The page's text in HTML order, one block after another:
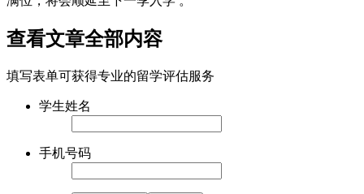
查看文章全部内容
填写表单可获得专业的留学评估服务
学生姓名
手机号码